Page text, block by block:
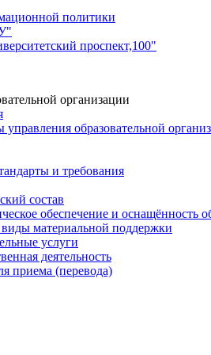
политики
проспект,100"
организации
образовательной
и требования
состав
обеспечение и оснащённость
материальной поддержки
услуги
деятельность
приема (перевода)